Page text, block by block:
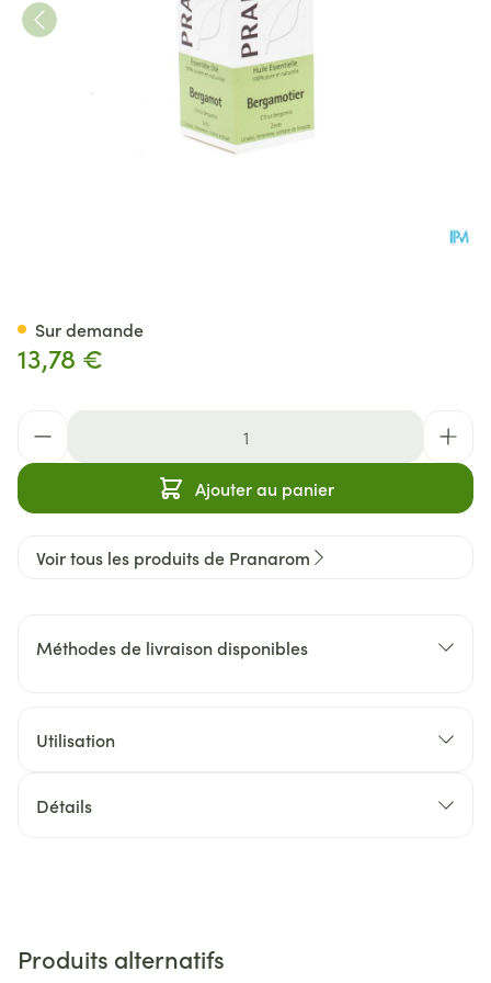
13,78 €
Ajouter au panier
Sur demande
Voir tous les produits de Pranarom
Méthodes de livraison disponibles
Utilisation
Détails
Produits alternatifs